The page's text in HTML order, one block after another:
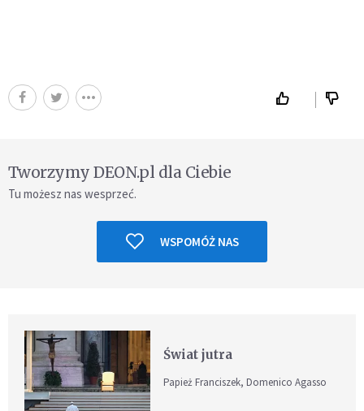
Tworzymy DEON.pl dla Ciebie
Tu możesz nas wesprzeć.
WSPOMÓŻ NAS
Świat jutra
Papież Franciszek, Domenico Agasso